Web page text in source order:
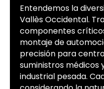
Entendemos la
Vallès Occidental.
componentes
montaje de
precisión para
suministros médicos
industrial pesada.